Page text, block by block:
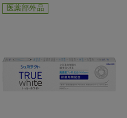
医薬部外品